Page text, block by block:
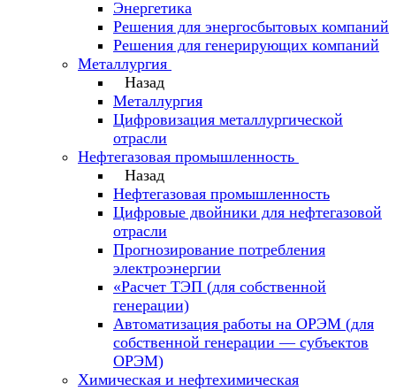
Энергетика
Решения для энергосбытовых компаний
Решения для генерирующих компаний
Металлургия
Назад
Металлургия
Цифровизация металлургической
отрасли
Нефтегазовая промышленность
Назад
Нефтегазовая промышленность
Цифровые двойники для нефтегазовой
отрасли
Прогнозирование потребления
электроэнергии
«Расчет ТЭП (для собственной
генерации)
Автоматизация работы на ОРЭМ (для
собственной генерации — субъектов
ОРЭМ)
Химическая и нефтехимическая